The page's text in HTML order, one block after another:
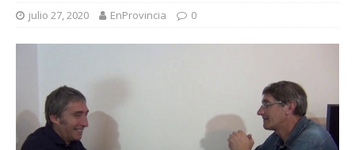
julio 27, 2020 EnProvincia 0